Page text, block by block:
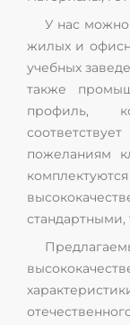
У нас можно
жилых и
учебных
также
профиль,
пожеланиям